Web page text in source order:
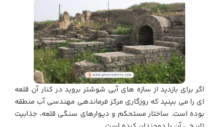
اگر برای بازدید از سازه های آبی شوشتر بروید در کنار آن قلعه
ای را می بینید که روزگاری مرکز فرماندهی مهندسی آب منطقه
بوده است. ساختار مستحکم و دیوارهای سنگی قلعه، جذابیت